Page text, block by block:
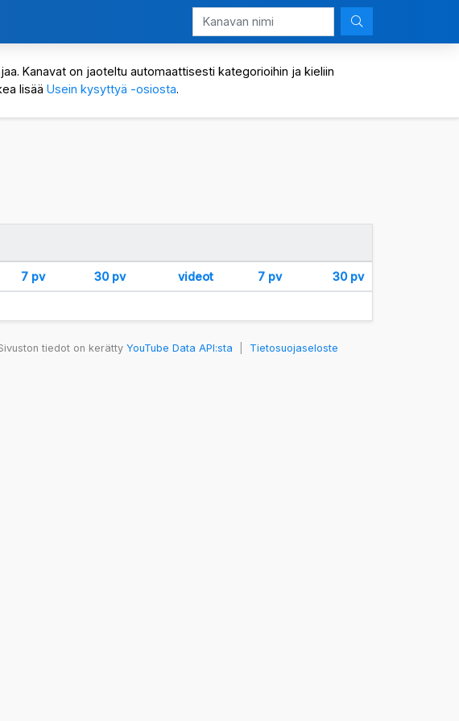
Kanavat on jaoteltu automaattisesti kategorioihin ja kieliin
lisää Usein kysyttyä -osiosta.
7 pv 30 pv videot 7 pv 30 pv
tiedot on kerätty YouTube Data API:sta Tietosuojaseloste